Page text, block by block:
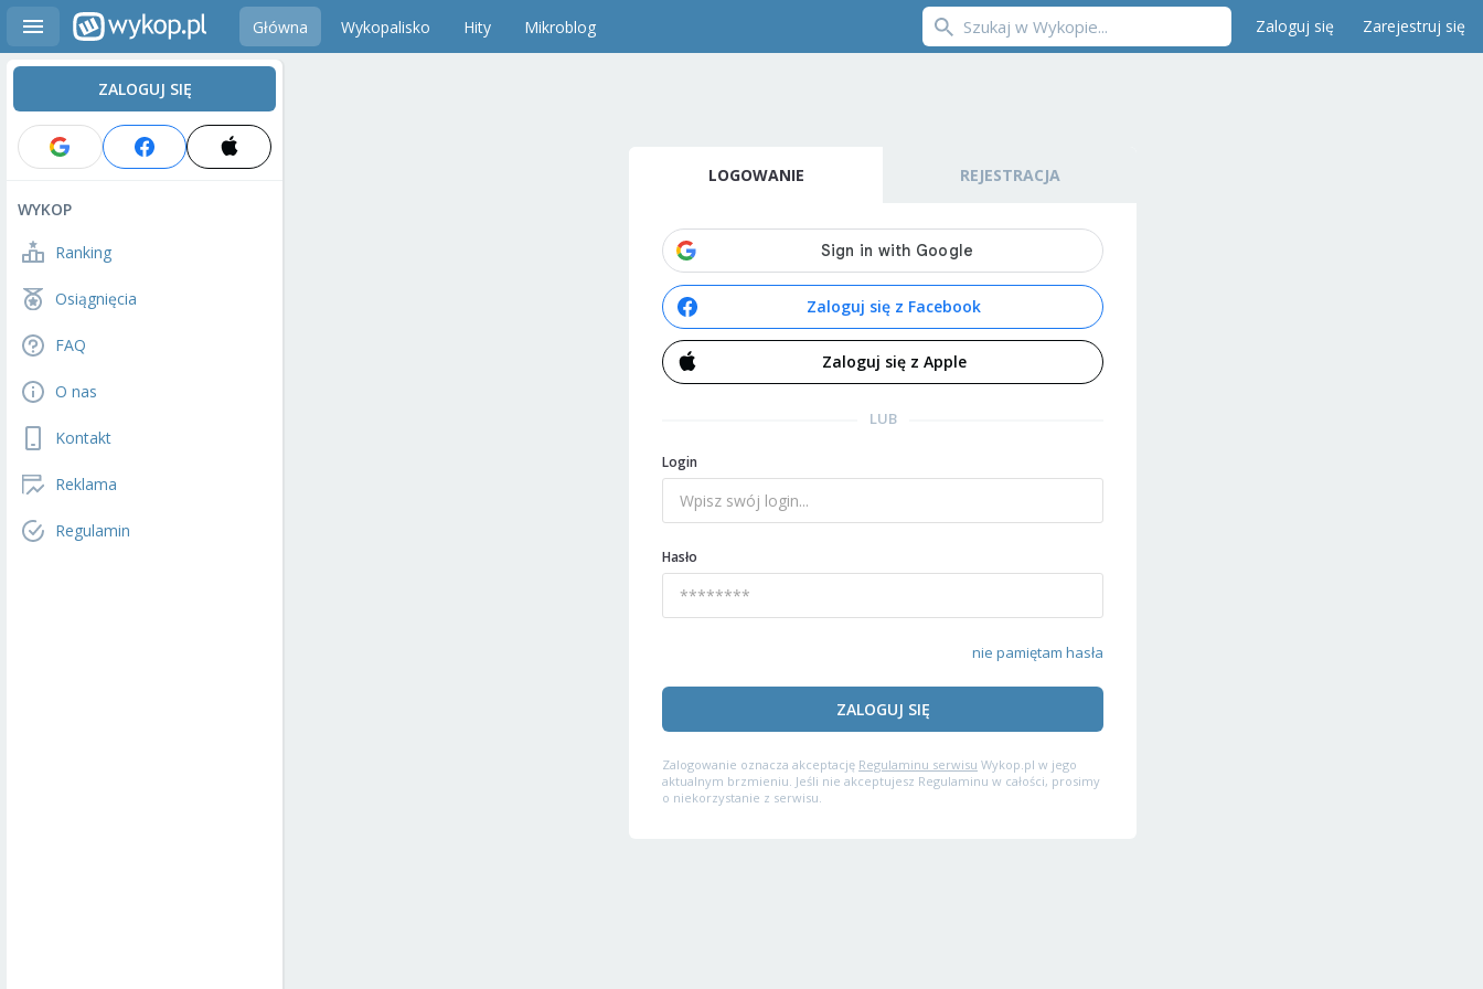
Główna Wykopalisko Hity Mikroblog Zaloguj się Zarejestruj się
ZALOGUJ SIĘ
WYKOP
Ranking
Osiągnięcia
FAQ
O nas
Kontakt
Reklama
Regulamin
LOGOWANIE REJESTRACJA
Zaloguj się z Facebook
Zaloguj się z Apple
LUB
Login
Hasło
nie pamiętam hasła
ZALOGUJ SIĘ
Zalogowanie oznacza akceptację Regulaminu serwisu Wykop.pl w jego
aktualnym brzmieniu. Jeśli nie akceptujesz Regulaminu w całości, prosimy
o niekorzystanie z serwisu.